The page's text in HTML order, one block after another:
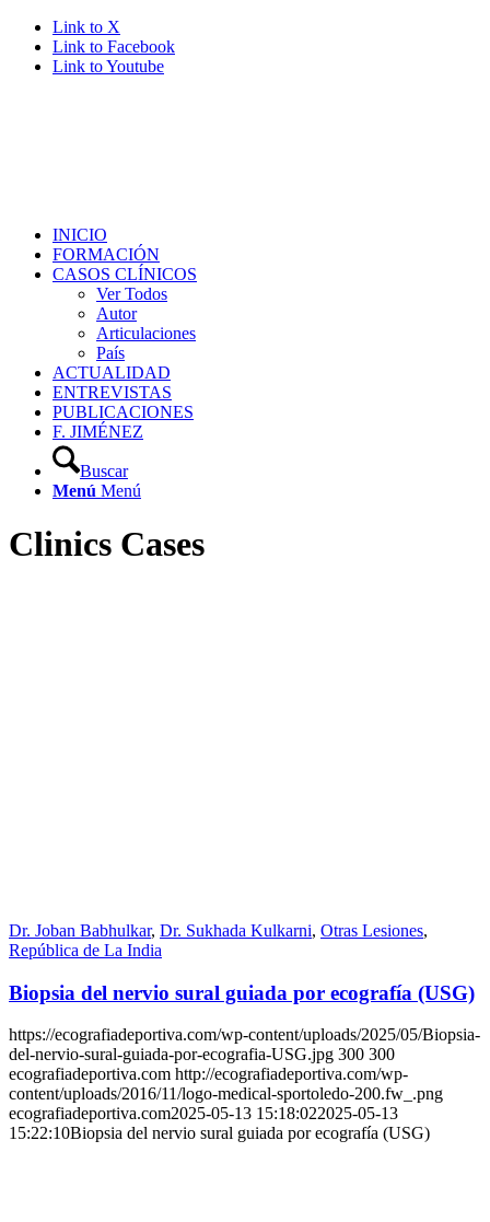
Link to X
Link to Facebook
Link to Youtube
INICIO
FORMACIÓN
CASOS CLÍNICOS
Ver Todos
Autor
Articulaciones
País
ACTUALIDAD
ENTREVISTAS
PUBLICACIONES
F. JIMÉNEZ
Buscar
Menú Menú
Clinics Cases
Dr. Joban Babhulkar, Dr. Sukhada Kulkarni, Otras Lesiones,
República de La India
Biopsia del nervio sural guiada por ecografía (USG)
https://ecografiadeportiva.com/wp-content/uploads/2025/05/Biopsia-
del-nervio-sural-guiada-por-ecografia-USG.jpg 300 300
ecografiadeportiva.com http://ecografiadeportiva.com/wp-
content/uploads/2016/11/logo-medical-sportoledo-200.fw_.png
ecografiadeportiva.com2025-05-13 15:18:022025-05-13
15:22:10Biopsia del nervio sural guiada por ecografía (USG)